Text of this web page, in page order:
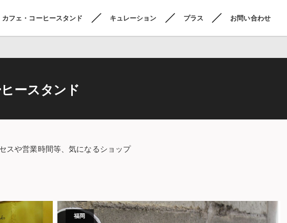
カフェ・コーヒースタンド キュレーション プラス お問い合わせ
ースタンド
スや営業時間等、気になるショップ
福岡